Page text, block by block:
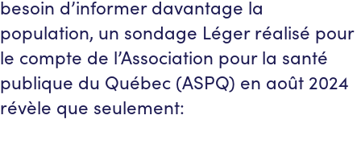
besoin d’informer davantage la
population, un sondage Léger réalisé pour
le compte de l’Association pour la santé
publique du Québec (ASPQ) en août 2024
révèle que seulement: